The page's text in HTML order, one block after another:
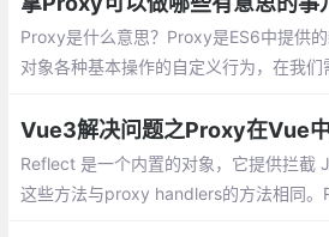
Proxy是什么意思？Proxy是ES6中提供
对象各种基本操作的自定义行为，在我
Vue3解决问题之Proxy在Vue
Reflect 是一个内置的对象，它提供拦截
这些方法与proxy handlers的方法相同